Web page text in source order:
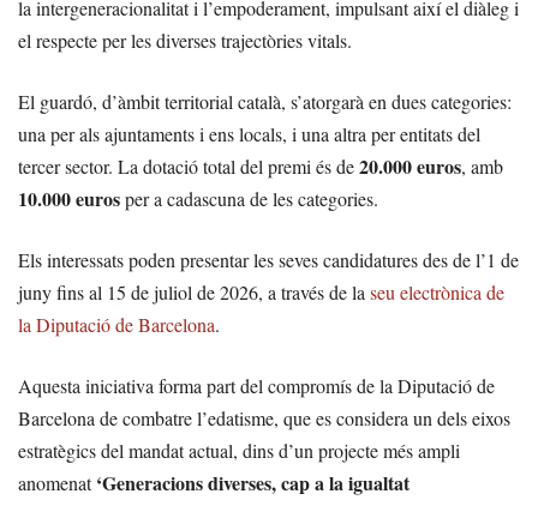
la intergeneracionalitat i l’empoderament, impulsant així el diàleg i
el respecte per les diverses trajectòries vitals.
El guardó, d’àmbit territorial català, s’atorgarà en dues categories:
una per als ajuntaments i ens locals, i una altra per entitats del
tercer sector. La dotació total del premi és de20.000 euros, amb
10.000 eurosper a cadascuna de les categories.
Els interessats poden presentar les seves candidatures des de l’1 de
juny fins al 15 de juliol de 2026, a través de la seu electrònica de
la Diputació de Barcelona.
Aquesta iniciativa forma part del compromís de la Diputació de
Barcelona de combatre l’edatisme, que es considera un dels eixos
estratègics del mandat actual, dins d’un projecte més ampli
anomenat‘Generacions diverses, cap a la igualtat